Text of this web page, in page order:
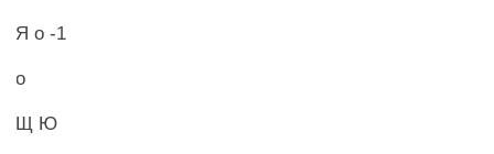
Я о -1
о
Щ Ю